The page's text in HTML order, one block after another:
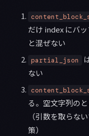
だけ index にバ
と混ぜない
partial_json
ない
る。空文字列の
（引数を取らな
策）